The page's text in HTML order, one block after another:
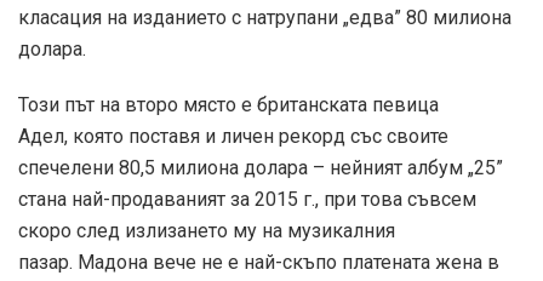
класация на изданието с натрупани „едва” 80 милиона
долара.
Този път на второ място е британската певица
Адел, която поставя и личен рекорд със своите
спечелени 80,5 милиона долара – нейният албум „25”
стана най-продаваният за 2015 г., при това съвсем
скоро след излизането му на музикалния
пазар. Мадона вече не е най-скъпо платената жена в